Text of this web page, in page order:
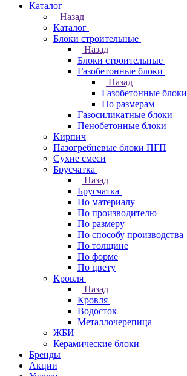
Каталог
Назад
Каталог
Блоки строительные
Назад
Блоки строительные
Газобетонные блоки
Назад
Газобетонные блоки
По размерам
Газосиликатные блоки
Пенобетонные блоки
Кирпич
Пазогребневые блоки ПГП
Сухие смеси
Брусчатка
Назад
Брусчатка
По материалу
По производителю
По размеру
По способу производства
По толщине
По форме
По цвету
Кровля
Назад
Кровля
Водосток
Металлочерепица
ЖБИ
Керамические блоки
Бренды
Акции